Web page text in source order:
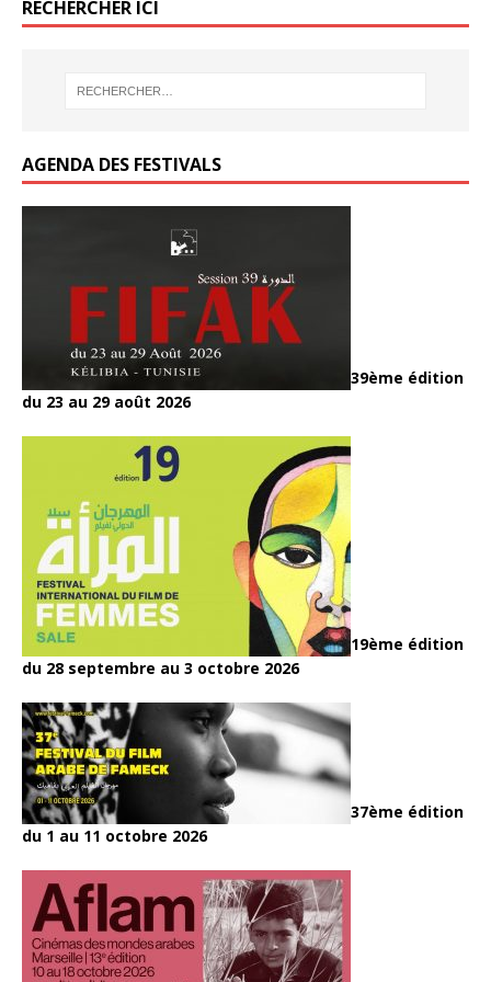
b
o
er
b
o
er
k
o
k
RECHERCHER ICI
AGENDA DES FESTIVALS
39ème édition
du 23 au 29 août 2026
19ème édition
du 28 septembre au 3 octobre 2026
37ème édition
du 1 au 11 octobre 2026